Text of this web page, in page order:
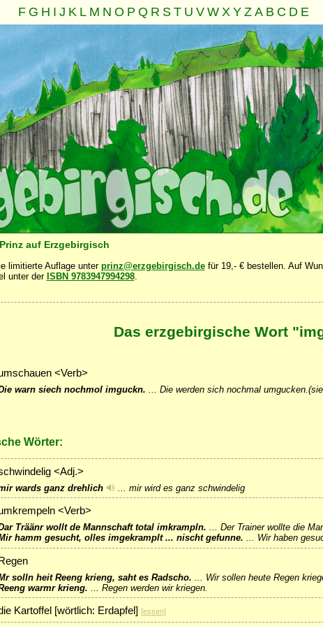
F G H I J K L M N O P Q R S T U V W X Y Z A B C D E
Seele Familie Gemeinschaft · Nahrung · Natur
auf Erzgebirgisch
limitierte Auflage unter prinz@erzgebirgisch.defür 19,- € bestellen. Auf
unter der ISBN 9783947994298.
Das erzgebirgische Wort
<Verb>
warn siech nochmol imguckn. Die werden sich nochmal
Wörter:
<Adj.>
wards ganz drehlich mir wird es ganz schwindelig
<Verb>
Träänr wollt de Mannschaft total imkrampln. ... Der Trainer wollte die
hamm gesucht, olles imgekramplt ... nischt gefunne. ... Wir haben
Regen
solln heit Reeng krieng, saht es Radscho.
Wir sollen heute Regen
warmr krieng.
Regen werden wir kriegen.
Kartoffel [wörtlich: Erdapfel] [essen]